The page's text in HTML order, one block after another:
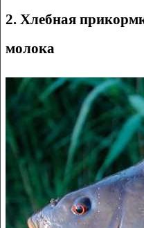
2. Хлебная
молока